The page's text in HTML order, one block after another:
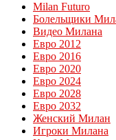
Milan Futuro
Болельщики
Видео Милана
Евро 2012
Евро 2016
Евро 2020
Евро 2024
Евро 2028
Евро 2032
Женский Милан
Игроки Милана